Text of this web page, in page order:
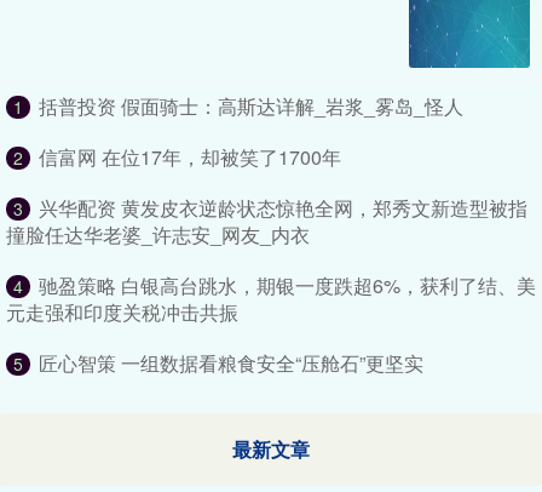
1 括普投资 假面骑士：高斯达详解_岩浆_雾岛_怪人
2 信富网 在位17年，却被笑了1700年
3
兴华配资 黄发皮衣逆龄状态惊艳全网，郑秀文新造型被指
撞脸任达华老婆_许志安_网友_内衣
4
驰盈策略 白银高台跳水，期银一度跌超6%，获利了结、美
元走强和印度关税冲击共振
5 匠心智策 一组数据看粮食安全“压舱石”更坚实
最新文章